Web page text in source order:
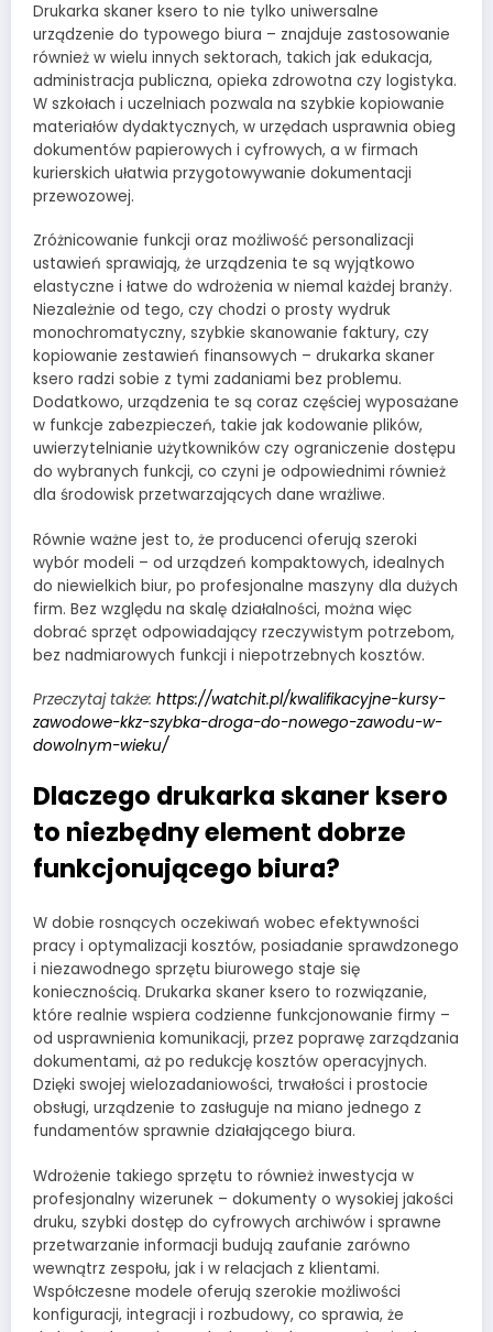
Drukarka skaner ksero to nie tylko uniwersalne
urządzenie do typowego biura – znajduje zastosowanie
również w wielu innych sektorach, takich jak edukacja,
administracja publiczna, opieka zdrowotna czy logistyka.
W szkołach i uczelniach pozwala na szybkie kopiowanie
materiałów dydaktycznych, w urzędach usprawnia obieg
dokumentów papierowych i cyfrowych, a w firmach
kurierskich ułatwia przygotowywanie dokumentacji
przewozowej.
Zróżnicowanie funkcji oraz możliwość personalizacji
ustawień sprawiają, że urządzenia te są wyjątkowo
elastyczne i łatwe do wdrożenia w niemal każdej branży.
Niezależnie od tego, czy chodzi o prosty wydruk
monochromatyczny, szybkie skanowanie faktury, czy
kopiowanie zestawień finansowych – drukarka skaner
ksero radzi sobie z tymi zadaniami bez problemu.
Dodatkowo, urządzenia te są coraz częściej wyposażane
w funkcje zabezpieczeń, takie jak kodowanie plików,
uwierzytelnianie użytkowników czy ograniczenie dostępu
do wybranych funkcji, co czyni je odpowiednimi również
dla środowisk przetwarzających dane wrażliwe.
Równie ważne jest to, że producenci oferują szeroki
wybór modeli – od urządzeń kompaktowych, idealnych
do niewielkich biur, po profesjonalne maszyny dla dużych
firm. Bez względu na skalę działalności, można więc
dobrać sprzęt odpowiadający rzeczywistym potrzebom,
bez nadmiarowych funkcji i niepotrzebnych kosztów.
Przeczytaj także: https://watchit.pl/kwalifikacyjne-kursy-
zawodowe-kkz-szybka-droga-do-nowego-zawodu-w-
dowolnym-wieku/
Dlaczego drukarka skaner ksero
to niezbędny element dobrze
funkcjonującego biura?
W dobie rosnących oczekiwań wobec efektywności
pracy i optymalizacji kosztów, posiadanie sprawdzonego
i niezawodnego sprzętu biurowego staje się
koniecznością. Drukarka skaner ksero to rozwiązanie,
które realnie wspiera codzienne funkcjonowanie firmy –
od usprawnienia komunikacji, przez poprawę zarządzania
dokumentami, aż po redukcję kosztów operacyjnych.
Dzięki swojej wielozadaniowości, trwałości i prostocie
obsługi, urządzenie to zasługuje na miano jednego z
fundamentów sprawnie działającego biura.
Wdrożenie takiego sprzętu to również inwestycja w
profesjonalny wizerunek – dokumenty o wysokiej jakości
druku, szybki dostęp do cyfrowych archiwów i sprawne
przetwarzanie informacji budują zaufanie zarówno
wewnątrz zespołu, jak i w relacjach z klientami.
Współczesne modele oferują szerokie możliwości
konfiguracji, integracji i rozbudowy, co sprawia, że